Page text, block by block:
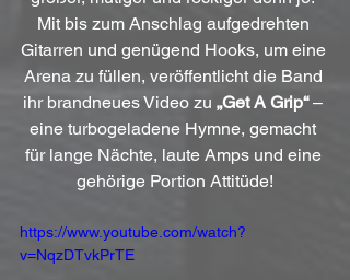
Mit bis zum Anschlag aufgedrehten
Gitarren und genügend Hooks, um eine
Arena zu füllen, veröffentlicht die Band
ihr brandneues Video zu „Get A Grip“ –
eine turbogeladene Hymne, gemacht
für lange Nächte, laute Amps und eine
gehörige Portion Attitüde!
https://www.youtube.com/watch?
v=NqzDTvkPrTE